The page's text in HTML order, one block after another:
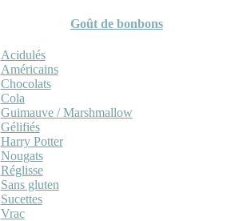
Goût de bonbons
Acidulés
Américains
Chocolats
Cola
Guimauve / Marshmallow
Gélifiés
Harry Potter
Nougats
Réglisse
Sans gluten
Sucettes
Vrac